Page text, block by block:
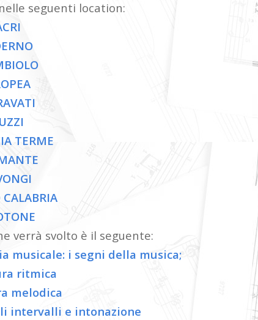
seguenti location:
TERME
CALABRIA
verrà svolto è il seguente:
musicale: i segni della musica;
ritmica
melodica
intervalli e intonazione